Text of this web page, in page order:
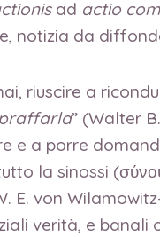
ad actio
notizia da
riuscire a
” (Walter
e a porre
la sinossi
E. von
verità, e banali